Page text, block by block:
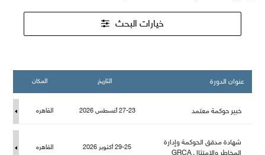
خيارات البحث
عنوان الدورة التاريخ المكان
خبير حوكمة معتمد 27-23 أغسطس 2026 القاهره
شهادة مدقق الحوكمة وإدارة
المخاطر والامتثال GRCA
29-25 أكتوبر 2026 القاهره